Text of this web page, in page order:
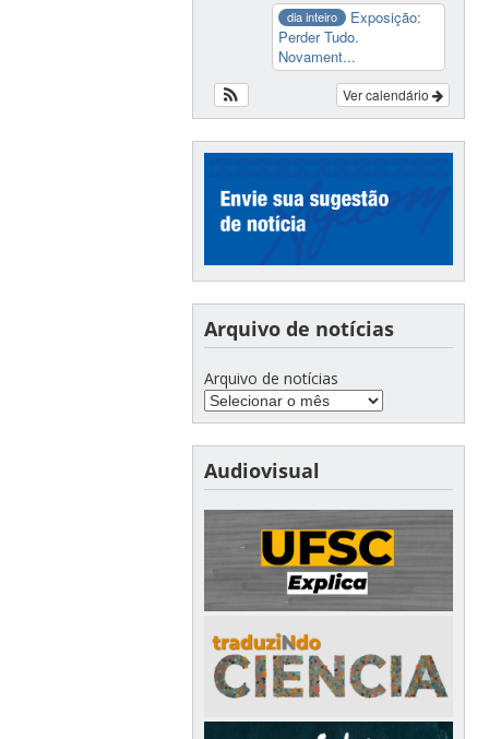
dia inteiro
Exposição:
Perder Tudo.
Novament...
Ver calendário
Arquivo de notícias
Arquivo de notícias
Audiovisual